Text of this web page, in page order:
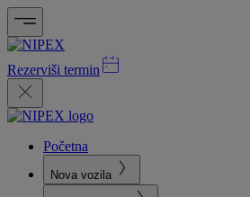
Rezerviši termin
Početna
Nova vozila